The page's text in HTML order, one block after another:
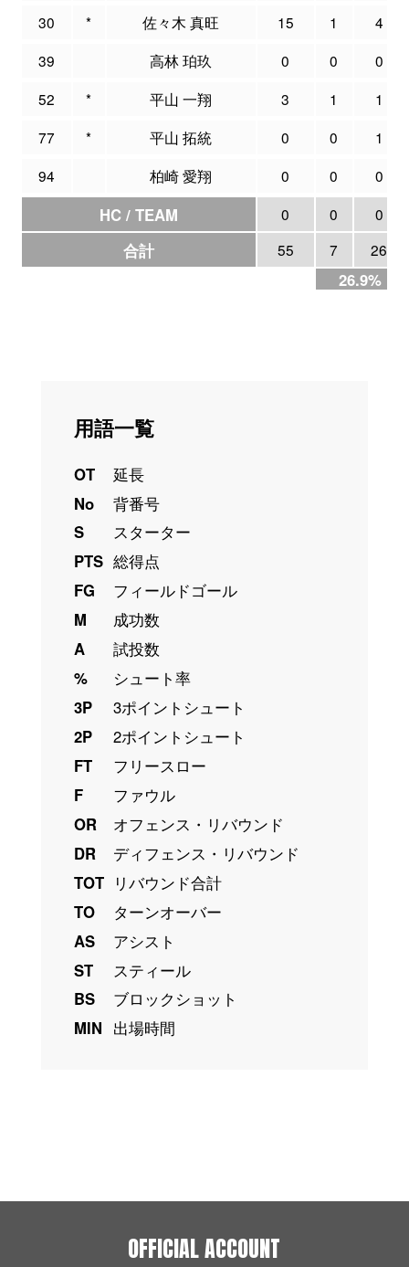
30 * 佐々木 真旺 15 1
4
39
高林 珀玖 0 0
0
52
* 平山 一翔 3 1
1
77
* 平山 拓統 0 0
1
94
柏崎 愛翔 0 0 0
HC / TEAM 0 0 0
合計 55 7 26
26.9%
用語一覧
OT
延長
No
背番号
S
スターター
PTS 総得点
FG
フィールドゴール
M
成功数
A
試投数
%
シュート率
3P
3ポイントシュート
2P
2ポイントシュート
FT
フリースロー
F
ファウル
OR
オフェンス・リバウンド
DR
ディフェンス・リバウンド
TOT リバウンド合計
TO
ターンオーバー
AS
アシスト
ST
スティール
BS
ブロックショット
MIN 出場時間
OFFICIAL ACCOUNT